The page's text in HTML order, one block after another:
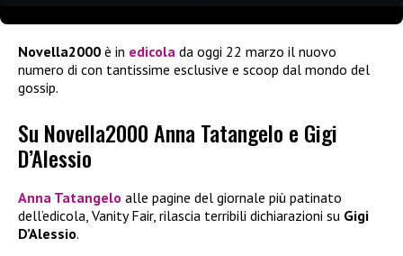
Novella2000 è in edicola da oggi 22 marzo il nuovo
numero di con tantissime esclusive e scoop dal mondo del
gossip.
Su Novella2000 Anna Tatangelo e Gigi
D’Alessio
Anna Tatangelo alle pagine del giornale più patinato
dell’edicola, Vanity Fair, rilascia terribili dichiarazioni su Gigi
D’Alessio.